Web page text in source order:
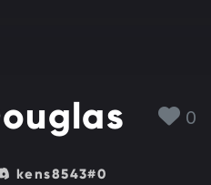
kens8543#0
0